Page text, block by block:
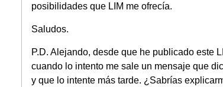
posibilidades que LIM me ofrecía.
Saludos.
P.D. Alejando, desde que he publicado este
cuando lo intento me sale un mensaje que
y que lo intente más tarde. ¿Sabrías